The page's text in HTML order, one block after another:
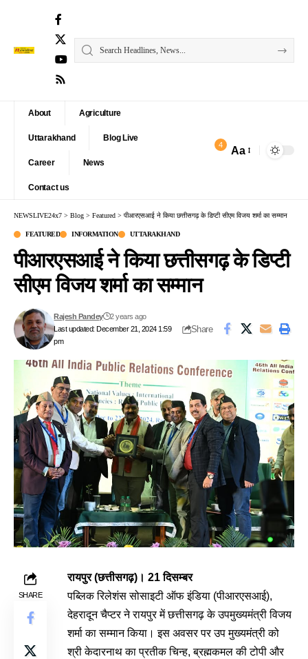
About Agriculture
Uttarakhand Blog Live
Career News
Contact us
4 Aa
NEWSLIVE24x7 > Blog > Featured > पीआरएसआई ने किया छत्तीसगढ़ के डिप्टी सीएम विजय शर्मा का सम्मान
FEATURED INFORMATION UTTARAKHAND
पीआरएसआई ने किया छत्तीसगढ़ के डिप्टी
सीएम विजय शर्मा का सम्मान
Last updated: December 21, 2024 1:59
pm
Rajesh Pandey 2 years ago
Share
SHARE
रायपुर (छत्तीसगढ़)। 21 दिसम्बर
पब्लिक रिलेशंस सोसाइटी ऑफ इंडिया (पीआरएसआई),
देहरादून चैप्टर ने रायपुर में छत्तीसगढ़ के उपमुख्यमंत्री विजय
शर्मा का सम्मान किया। इस अवसर पर उप मुख्यमंत्री को
श्री केदारनाथ का प्रतीक चिन्ह, ब्रह्मकमल की टोपी और